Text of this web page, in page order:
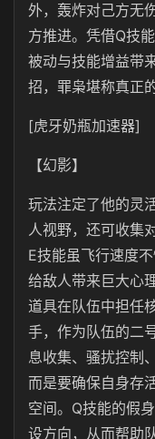
外，轰炸对己方无
方推进。凭借Q技
被动与技能增益带
招，罪枭堪称真正
[虎牙奶瓶加速器]
【幻影】
玩法注定了他的灵
人视野，还可收集
E技能虽飞行速度
给敌人带来巨大心
道具在队伍中担任
手，作为队伍的二
息收集、骚扰控制
而是要确保自身存
空间。Q技能的假
设方向，从而帮助